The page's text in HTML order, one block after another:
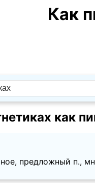
Как
как
предложный п.,